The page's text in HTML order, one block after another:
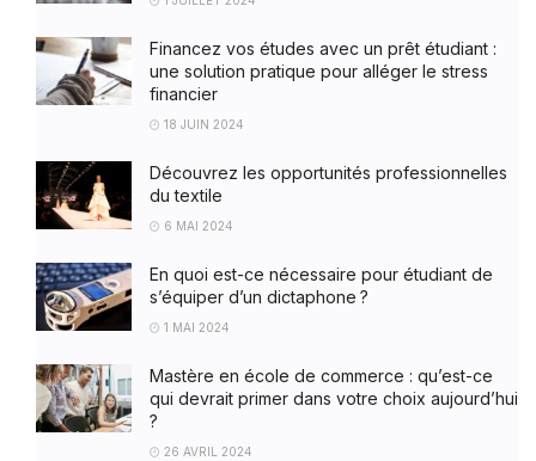
Financez vos études avec un prêt étudiant :
une solution pratique pour alléger le stress
financier
18 JUIN 2024
Découvrez les opportunités professionnelles
du textile
6 MAI 2024
En quoi est-ce nécessaire pour étudiant de
s’équiper d’un dictaphone ?
1 MAI 2024
Mastère en école de commerce : qu’est-ce
qui devrait primer dans votre choix aujourd’hui
?
26 AVRIL 2024